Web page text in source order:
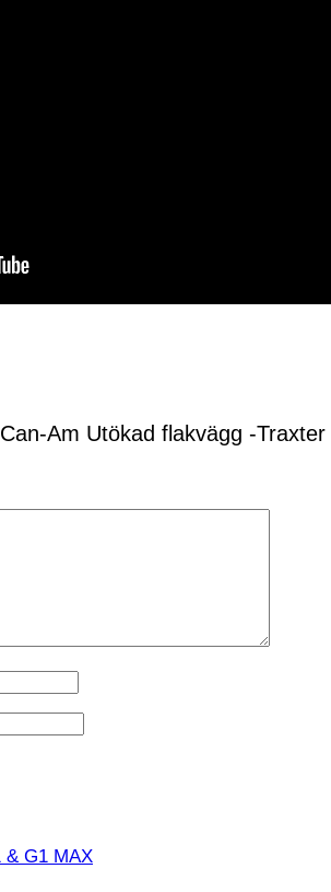
Am Utökad flakvägg -